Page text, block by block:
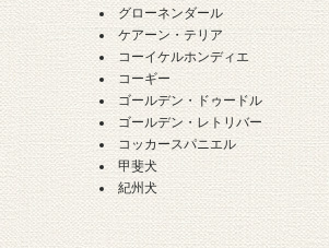
グローネンダール
ケアーン・テリア
コーイケルホンディエ
コーギー
ゴールデン・ドゥードル
ゴールデン・レトリバー
コッカースパニエル
甲斐犬
紀州犬